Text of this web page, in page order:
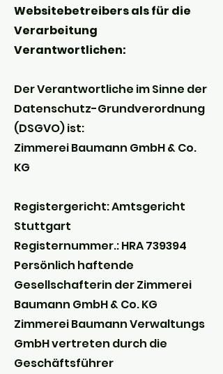
Websitebetreibers als für die
Verarbeitung
Verantwortlichen:
Der Verantwortliche im Sinne der
Datenschutz-Grundverordnung
(DSGVO) ist:
Zimmerei Baumann GmbH & Co.
KG
Registergericht: Amtsgericht
Stuttgart
Registernummer.: HRA 739394
Persönlich haftende
Gesellschafterin der Zimmerei
Baumann GmbH & Co. KG
Zimmerei Baumann Verwaltungs
GmbH vertreten durch die
Geschäftsführer